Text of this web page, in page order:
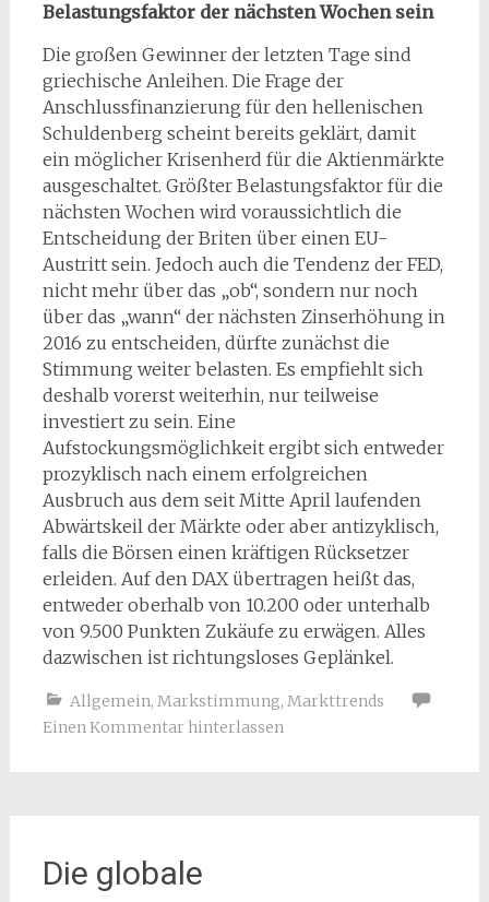
Belastungsfaktor der nächsten Wochen sein
Die großen Gewinner der letzten Tage sind
griechische Anleihen. Die Frage der
Anschlussfinanzierung für den hellenischen
Schuldenberg scheint bereits geklärt, damit
ein möglicher Krisenherd für die Aktienmärkte
ausgeschaltet. Größter Belastungsfaktor für die
nächsten Wochen wird voraussichtlich die
Entscheidung der Briten über einen EU-
Austritt sein. Jedoch auch die Tendenz der FED,
nicht mehr über das „ob“, sondern nur noch
über das „wann“ der nächsten Zinserhöhung in
2016 zu entscheiden, dürfte zunächst die
Stimmung weiter belasten. Es empfiehlt sich
deshalb vorerst weiterhin, nur teilweise
investiert zu sein. Eine
Aufstockungsmöglichkeit ergibt sich entweder
prozyklisch nach einem erfolgreichen
Ausbruch aus dem seit Mitte April laufenden
Abwärtskeil der Märkte oder aber antizyklisch,
falls die Börsen einen kräftigen Rücksetzer
erleiden. Auf den DAX übertragen heißt das,
entweder oberhalb von 10.200 oder unterhalb
von 9.500 Punkten Zukäufe zu erwägen. Alles
dazwischen ist richtungsloses Geplänkel.
Allgemein, Markstimmung, Markttrends
Einen Kommentar hinterlassen
Die globale